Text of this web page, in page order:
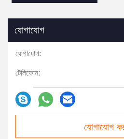
যোগাযোগ
যোগাযোগ:
টেলিফোন:
যোগাযোগ